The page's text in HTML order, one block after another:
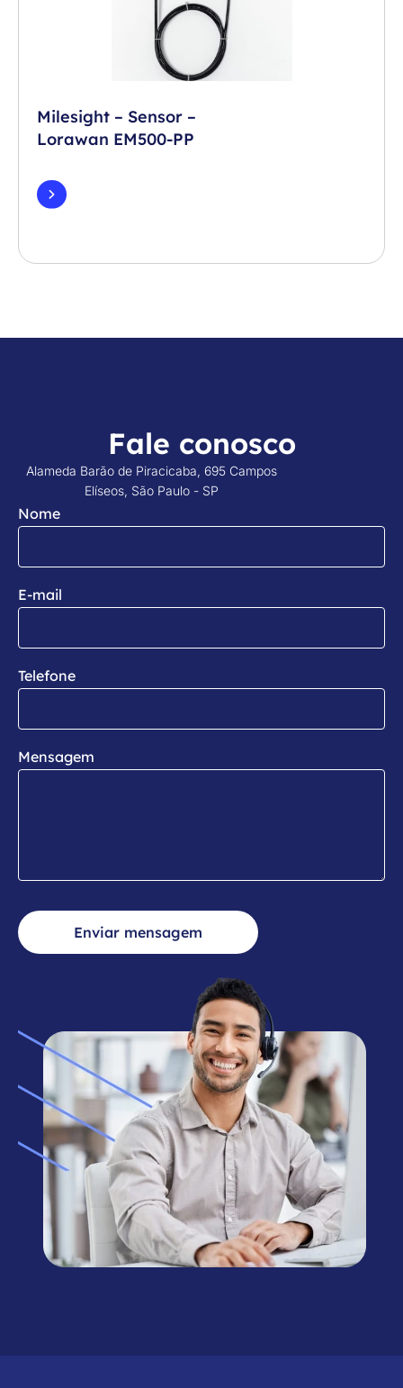
Milesight – Sensor –
Lorawan EM500-PP
Fale conosco
Alameda Barão de Piracicaba, 695 Campos
Elíseos, São Paulo - SP
Nome
E-mail
Telefone
Mensagem
Enviar mensagem